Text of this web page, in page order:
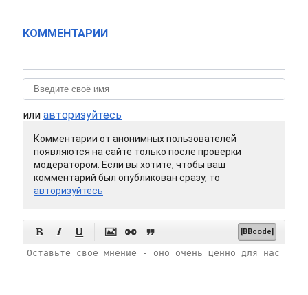
КОММЕНТАРИИ
или авторизуйтесь
Комментарии от анонимных пользователей
появляются на сайте только после проверки
модератором. Если вы хотите, чтобы ваш
комментарий был опубликован сразу, то
авторизуйтесь
      [BBcode]